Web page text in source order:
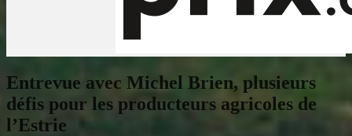
Entrevue avec Michel Brien, plusieurs
défis pour les producteurs agricoles de
l’Estrie